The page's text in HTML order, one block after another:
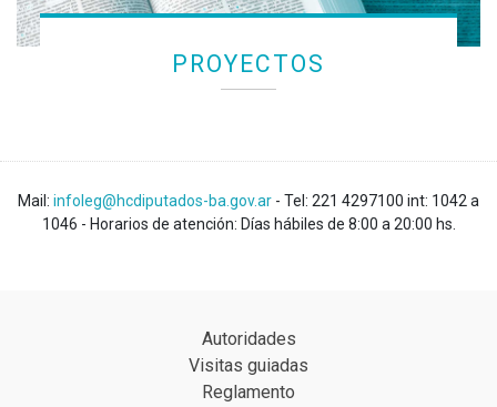
PROYECTOS
Mail: infoleg@hcdiputados-ba.gov.ar - Tel: 221 4297100 int: 1042 a
1046 - Horarios de atención: Días hábiles de 8:00 a 20:00 hs.
Autoridades
Visitas guiadas
Reglamento